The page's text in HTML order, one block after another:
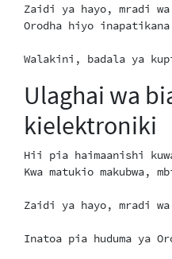
Zaidi ya hayo, mradi
Orodha hiyo
Ulaghai wa
kielektroniki
Hii pia haimaanishi
Kwa matukio
Zaidi ya hayo, mradi
Inatoa pia huduma ya